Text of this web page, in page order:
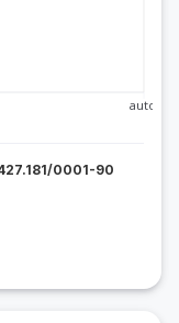
auto
0001-90